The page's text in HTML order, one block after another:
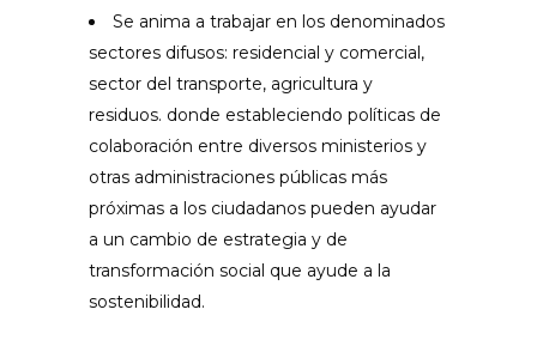
Se anima a trabajar en los denominados
sectores difusos: residencial y comercial,
sector del transporte, agricultura y
residuos. donde estableciendo políticas de
colaboración entre diversos ministerios y
otras administraciones públicas más
próximas a los ciudadanos pueden ayudar
a un cambio de estrategia y de
transformación social que ayude a la
sostenibilidad.